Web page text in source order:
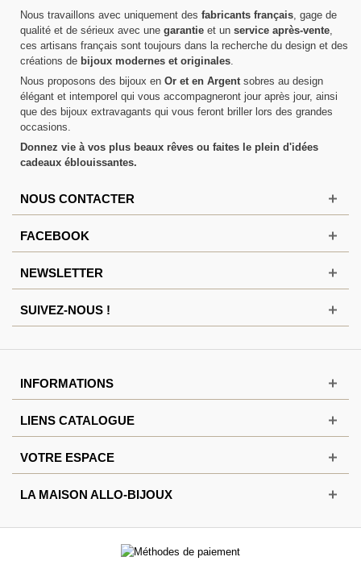
Nous travaillons avec uniquement des fabricants français, gage de
qualité et de sérieux avec une garantie et un service après-vente,
ces artisans français sont toujours dans la recherche du design et des
créations de bijoux modernes et originales.
Nous proposons des bijoux en Or et en Argentsobres au design
élégant et intemporel qui vous accompagneront jour après jour, ainsi
que des bijoux extravagants qui vous feront briller lors des grandes
occasions.
Donnez vie à vos plus beaux rêves ou faites le plein d'idées
cadeaux éblouissantes.
NOUS CONTACTER
FACEBOOK
NEWSLETTER
SUIVEZ-NOUS !
INFORMATIONS
LIENS CATALOGUE
VOTRE ESPACE
LA MAISON ALLO-BIJOUX